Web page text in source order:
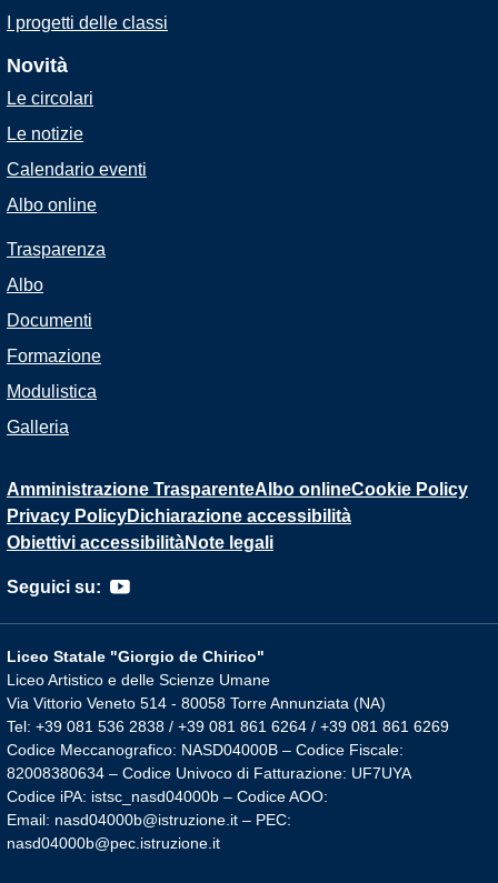
I progetti delle classi
Novità
Le circolari
Le notizie
Calendario eventi
Albo online
Trasparenza
Albo
Documenti
Formazione
Modulistica
Galleria
Amministrazione TrasparenteAlbo onlineCookie Policy
Privacy PolicyDichiarazione accessibilità
Obiettivi accessibilitàNote legali
Seguici su:
Liceo Statale "Giorgio de Chirico"
Liceo Artistico e delle Scienze Umane
Via Vittorio Veneto 514 - 80058 Torre Annunziata (NA)
Tel: +39 081 536 2838 / +39 081 861 6264 / +39 081 861 6269
Codice Meccanografico: NASD04000B – Codice Fiscale:
82008380634 – Codice Univoco di Fatturazione: UF7UYA
Codice iPA: istsc_nasd04000b – Codice AOO:
Email: nasd04000b@istruzione.it – PEC:
nasd04000b@pec.istruzione.it